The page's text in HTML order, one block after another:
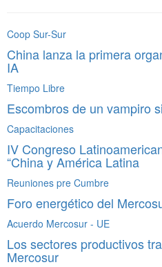
Coop Sur-Sur
China lanza la primera
IA
Tiempo Libre
Escombros de un vampiro
Capacitaciones
IV Congreso
“China y América Latina
Reuniones pre Cumbre
Foro energético del
Acuerdo Mercosur - UE
Los sectores productivos
Mercosur